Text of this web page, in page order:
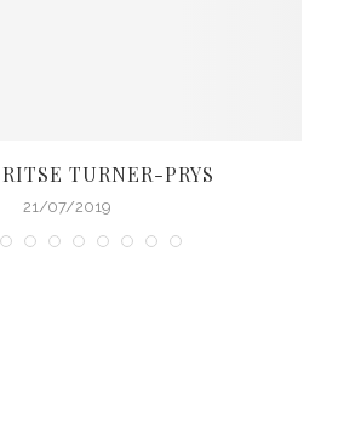
TURNER-PRYS
21/07/2019